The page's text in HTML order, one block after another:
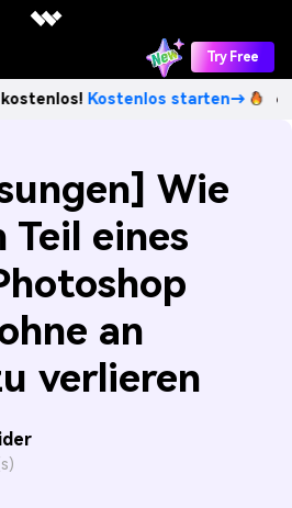
Try Free
starten→
Wie
Teil eines
an
verlieren